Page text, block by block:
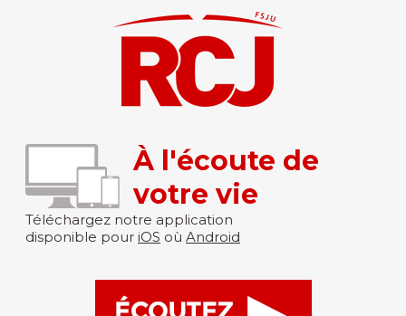
À l'écoute de
votre vie
Téléchargez notre application
disponible pour iOS où Android